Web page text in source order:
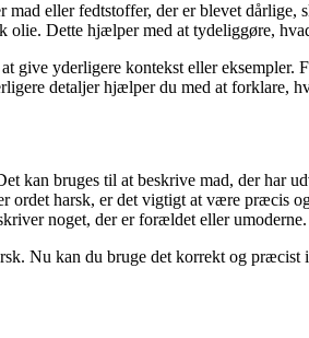
eller fedtstoffer, der er blevet
olie. Dette hjælper med at tydeliggøre,
yderligere kontekst eller eksempler.
detaljer hjælper du med at forklare,
kan bruges til at beskrive mad, der har
harsk, er det vigtigt at være præcis
noget, der er forældet eller umoderne.
Nu kan du bruge det korrekt og